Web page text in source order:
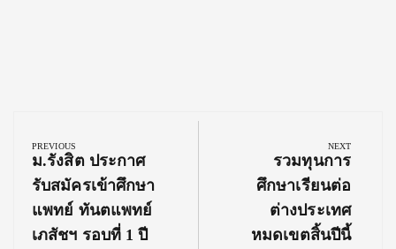
navigation
PREVIOUS
Previous
Post:
ม.รังสิต ประกาศ
รับสมัครเข้าศึกษา
แพทย์ ทันตแพทย์
เภสัชฯ รอบที่ 1 ปี
NEXT
Next
Post:
รวมทุนการ
ศึกษาเรียนต่อ
ต่างประเทศ
หมดเขตสิ้นปีนี้